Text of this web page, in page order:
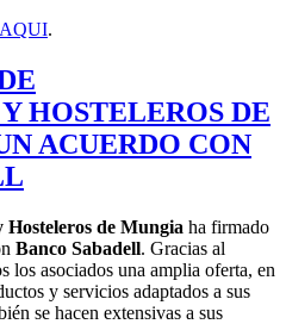
AQUI.
HOSTELEROS DE
ACUERDO CON
Hosteleros de Mungia ha firmado
Banco Sabadell. Gracias al
los asociados una amplia oferta, en
y servicios adaptados a sus
se hacen extensivas a sus